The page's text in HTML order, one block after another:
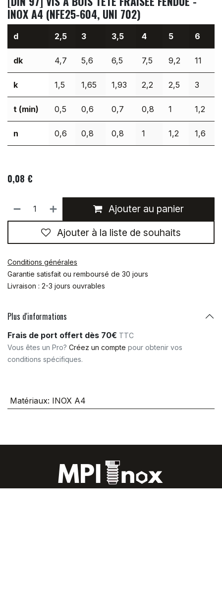
INOX A4 (NFE25-604, UNI 702)
d 2,5 3 3,5 4 5 6
dk 4,7 5,6 6,5 7,5 9,2 11
k 1,5 1,65 1,93 2,2 2,5 3
t (min) 0,5 0,6 0,7 0,8 1 1,2
n 0,6 0,8 0,8 1 1,2 1,6
0,08 €
Ajouter au panier
Ajouter à la liste de souhaits
Conditions générales
Garantie satisfait ou remboursé de 30 jours
Livraison : 2-3 jours ouvrables
Plus d'informations
Frais de port offert dès 70€ TTC
Vous êtes un Pro? Créez un compte pour obtenir vos
conditions spécifiques.
Matériaux: INOX A4